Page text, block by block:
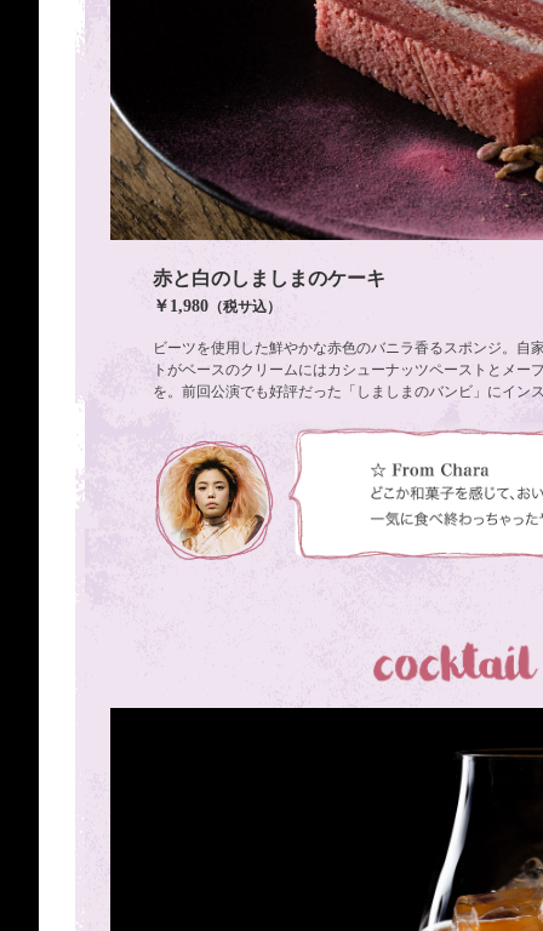
赤と白のしましまのケーキ
￥1,980 （税サ込）
ビーツを使用した鮮やかな赤色のバニラ香るスポンジ。自
トがベースのクリームにはカシューナッツペーストとメー
を。前回公演でも好評だった「しましまのバンビ」にイン